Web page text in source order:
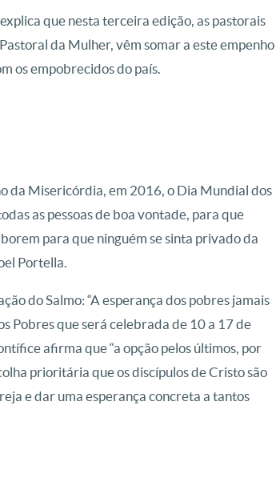
que nesta terceira edição, as pastorais
da Mulher, vêm somar a este empenho
os empobrecidos do país.
da Misericórdia, em 2016, o Dia Mundial dos
as pessoas de boa vontade, para que
para que ninguém se sinta privado da
Portella.
do Salmo: “A esperança dos pobres jamais
Pobres que será celebrada de 10 a 17 de
afirma que “a opção pelos últimos, por
prioritária que os discípulos de Cristo são
e dar uma esperança concreta a tantos